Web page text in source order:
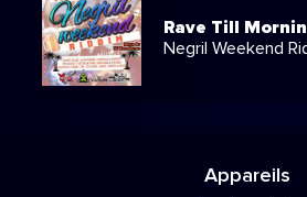
Rave Till
Negril Weekend
Appareils